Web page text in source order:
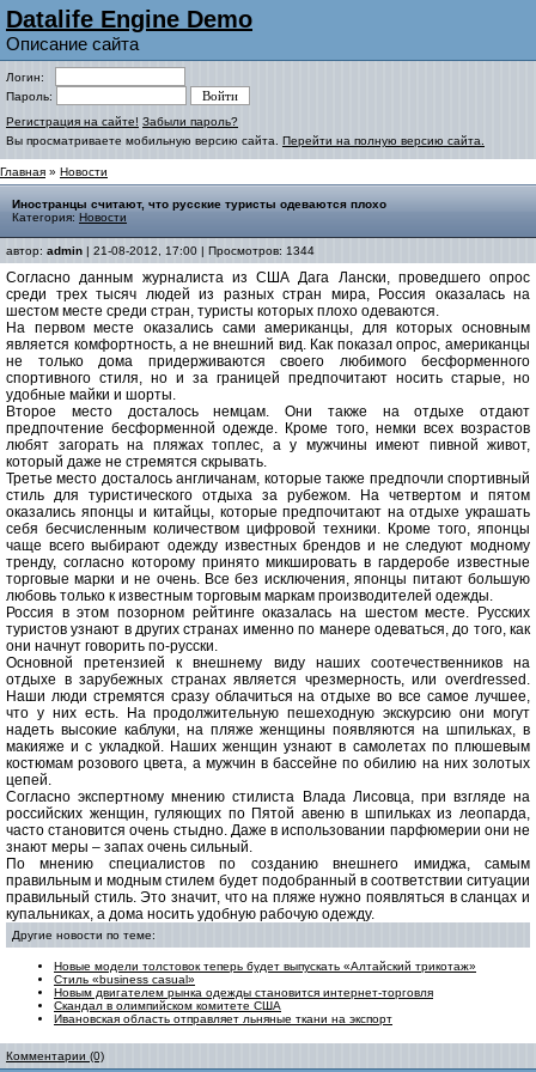
Datalife Engine Demo
Описание сайта
Логин:
Пароль:
Регистрация на сайте! Забыли пароль?
Вы просматриваете мобильную версию сайта. Перейти на полную версию сайта.
Главная » Новости
Иностранцы считают, что русские туристы одеваются плохо
Категория: Новости
автор: admin | 21-08-2012, 17:00 | Просмотров: 1344
Согласно данным журналиста из США Дага Лански, проведшего опрос
среди трех тысяч людей из разных стран мира, Россия оказалась на
шестом месте среди стран, туристы которых плохо одеваются.
На первом месте оказались сами американцы, для которых основным
является комфортность, а не внешний вид. Как показал опрос, американцы
не только дома придерживаются своего любимого бесформенного
спортивного стиля, но и за границей предпочитают носить старые, но
удобные майки и шорты.
Второе место досталось немцам. Они также на отдыхе отдают
предпочтение бесформенной одежде. Кроме того, немки всех возрастов
любят загорать на пляжах топлес, а у мужчины имеют пивной живот,
который даже не стремятся скрывать.
Третье место досталось англичанам, которые также предпочли спортивный
стиль для туристического отдыха за рубежом. На четвертом и пятом
оказались японцы и китайцы, которые предпочитают на отдыхе украшать
себя бесчисленным количеством цифровой техники. Кроме того, японцы
чаще всего выбирают одежду известных брендов и не следуют модному
тренду, согласно которому принято микшировать в гардеробе известные
торговые марки и не очень. Все без исключения, японцы питают большую
любовь только к известным торговым маркам производителей одежды.
Россия в этом позорном рейтинге оказалась на шестом месте. Русских
туристов узнают в других странах именно по манере одеваться, до того, как
они начнут говорить по-русски.
Основной претензией к внешнему виду наших соотечественников на
отдыхе в зарубежных странах является чрезмерность, или overdressed.
Наши люди стремятся сразу облачиться на отдыхе во все самое лучшее,
что у них есть. На продолжительную пешеходную экскурсию они могут
надеть высокие каблуки, на пляже женщины появляются на шпильках, в
макияже и с укладкой. Наших женщин узнают в самолетах по плюшевым
костюмам розового цвета, а мужчин в бассейне по обилию на них золотых
цепей.
Согласно экспертному мнению стилиста Влада Лисовца, при взгляде на
российских женщин, гуляющих по Пятой авеню в шпильках из леопарда,
часто становится очень стыдно. Даже в использовании парфюмерии они не
знают меры – запах очень сильный.
По мнению специалистов по созданию внешнего имиджа, самым
правильным и модным стилем будет подобранный в соответствии ситуации
правильный стиль. Это значит, что на пляже нужно появляться в сланцах и
купальниках, а дома носить удобную рабочую одежду.
Другие новости по теме:
Новые модели толстовок теперь будет выпускать «Алтайский трикотаж»
Стиль «business casual»
Новым двигателем рынка одежды становится интернет-торговля
Скандал в олимпийском комитете США
Ивановская область отправляет льняные ткани на экспорт
Комментарии (0)